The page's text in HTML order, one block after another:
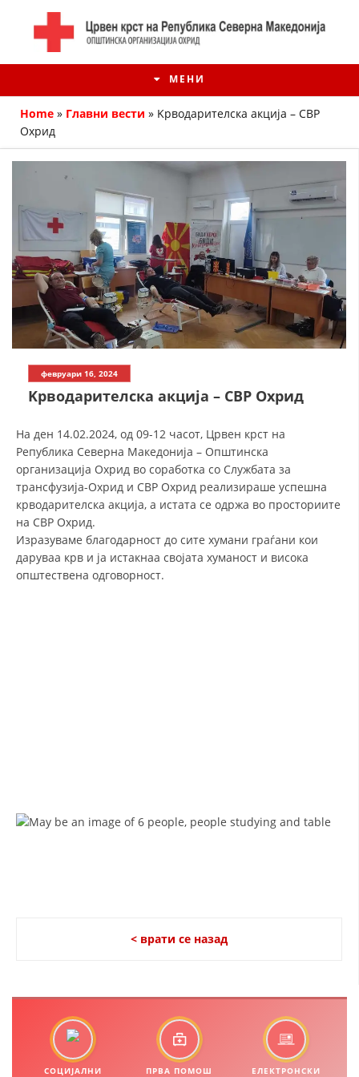
МЕНИ
ИСТОРИЈАТ НА ЦКРМ
ИСТОРИЈАТ НА ДВИЖЕЊЕТО
СТРУКТУРА НА ОРГАНИЗАЦИЈАТА
КОНТАКТ ИНФОРМАЦИИ
ЗАКОН ЗА ЦКРМ
УПОТРЕБА И ЗАШТИТА НА АМБЛЕМОТ
ИСТРАЖУВАЊЕ НА ЈАВНО МИСЛЕЊЕ
МЕЃУНАРОДНА СОРАБОТКА
Home » Главни вести » Kрводарителска акција – СВР
Охрид
февруари 16, 2024
Kрводарителска акција – СВР Охрид
На ден 14.02.2024, од 09-12 часот, Црвен крст на
Република Северна Македонија – Општинска
организација Охрид во соработка со Службата за
трансфузија-Охрид и СВР Охрид реализираше успешна
крводарителска акција, а истата се одржа во просториите
на СВР Охрид.
Изразуваме благодарност до сите хумани граѓани кои
даруваа крв и ја истакнаа својата хуманост и висока
општествена одговорност.
< врати се назад
СОЦИЈАЛНИ
ПРВА ПОМОШ
ЕЛЕКТРОНСКИ